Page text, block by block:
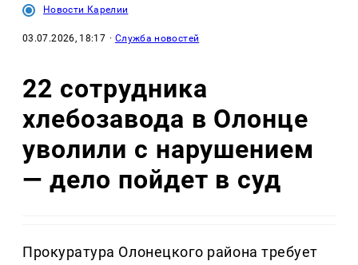
Новости Карелии
03.07.2026, 18:17 · Служба новостей
22 сотрудника
хлебозавода в Олонце
уволили с нарушением
— дело пойдет в суд
Прокуратура Олонецкого района требует